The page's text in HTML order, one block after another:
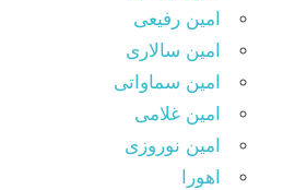
امین رفیعی
امین سالاری
امین سماواتی
امین غلامی
امین نوروزی
اهورا